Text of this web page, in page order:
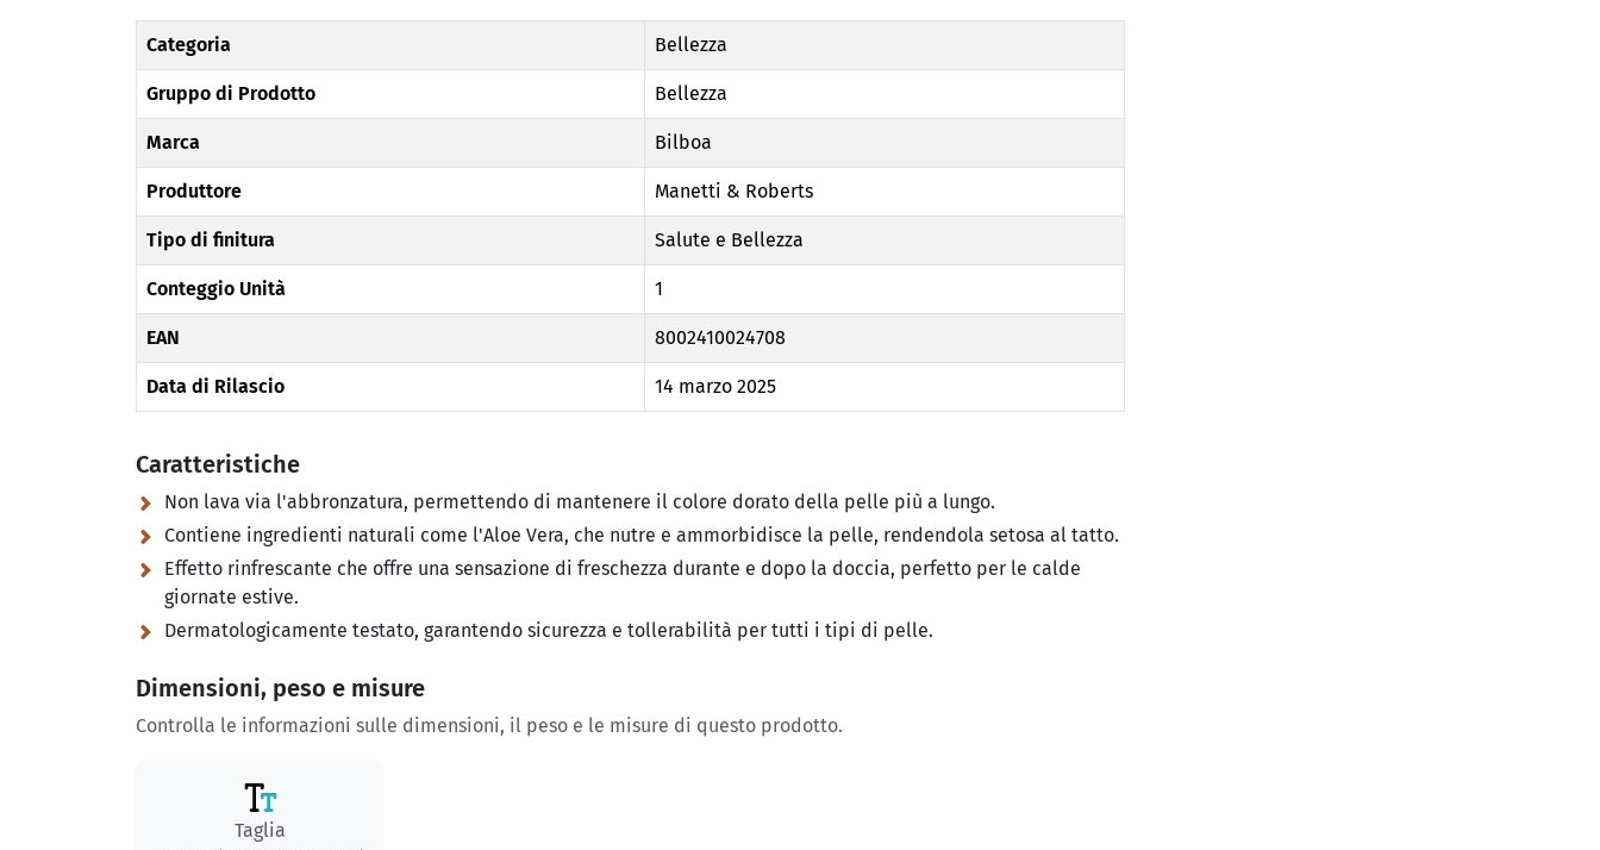
Categoria Bellezza
Gruppo di Prodotto Bellezza
Marca Bilboa
Produttore Manetti & Roberts
Tipo di finitura Salute e Bellezza
Conteggio Unità 1
EAN 8002410024708
Data di Rilascio 14 marzo 2025
Caratteristiche
Non lava via l'abbronzatura, permettendo di mantenere il colore dorato della pelle più a lungo.
Contiene ingredienti naturali come l'Aloe Vera, che nutre e ammorbidisce la pelle, rendendola setosa al tatto.
Effetto rinfrescante che offre una sensazione di freschezza durante e dopo la doccia, perfetto per le calde
giornate estive.
Dermatologicamente testato, garantendo sicurezza e tollerabilità per tutti i tipi di pelle.
Dimensioni, peso e misure
Controlla le informazioni sulle dimensioni, il peso e le misure di questo prodotto.
Taglia